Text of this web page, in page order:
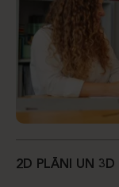
2D PLĀNI UN